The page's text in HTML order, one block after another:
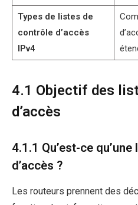
Types de listes de
contrôle d’accès
IPv4
4.1 Objectif des
d’accès
4.1.1 Qu’est-ce
d’accès ?
Les routeurs prennent des